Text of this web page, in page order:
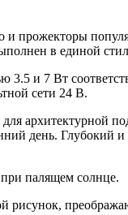
и прожекторы
в единой
3.5 и 7 Вт
сети 24 В.
архитектурной
день. Глубокий
палящем солнце.
рисунок,